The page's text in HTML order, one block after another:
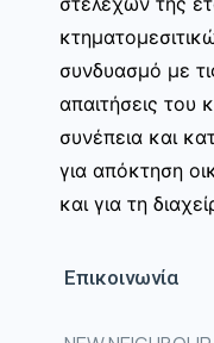
συνδυασμό με
απαιτήσεις του
συνέπεια και
για απόκτηση
και για τη
Επικοινωνία